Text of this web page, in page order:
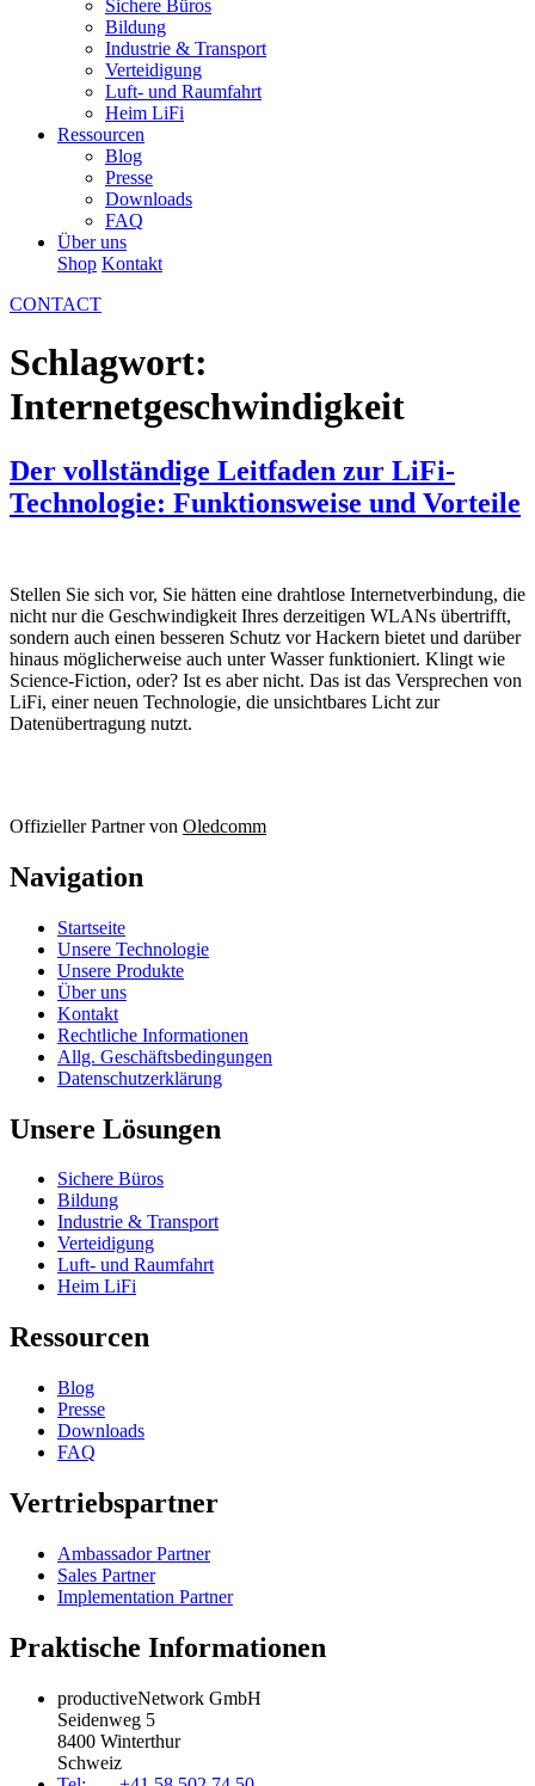
Sichere Büros
Bildung
Industrie & Transport
Verteidigung
Luft- und Raumfahrt
Heim LiFi
Ressourcen
Blog
Presse
Downloads
FAQ
Über uns
Shop Kontakt
CONTACT
Schlagwort:
Internetgeschwindigkeit
Der vollständige Leitfaden zur LiFi-
Technologie: Funktionsweise und Vorteile
Stellen Sie sich vor, Sie hätten eine drahtlose Internetverbindung, die
nicht nur die Geschwindigkeit Ihres derzeitigen WLANs übertrifft,
sondern auch einen besseren Schutz vor Hackern bietet und darüber
hinaus möglicherweise auch unter Wasser funktioniert. Klingt wie
Science-Fiction, oder? Ist es aber nicht. Das ist das Versprechen von
LiFi, einer neuen Technologie, die unsichtbares Licht zur
Datenübertragung nutzt.
Offizieller Partner von Oledcomm
Navigation
Startseite
Unsere Technologie
Unsere Produkte
Über uns
Kontakt
Rechtliche Informationen
Allg. Geschäftsbedingungen
Datenschutzerklärung
Unsere Lösungen
Sichere Büros
Bildung
Industrie & Transport
Verteidigung
Luft- und Raumfahrt
Heim LiFi
Ressourcen
Blog
Presse
Downloads
FAQ
Vertriebspartner
Ambassador Partner
Sales Partner
Implementation Partner
Praktische Informationen
productiveNetwork GmbH
Seidenweg 5
8400 Winterthur
Schweiz